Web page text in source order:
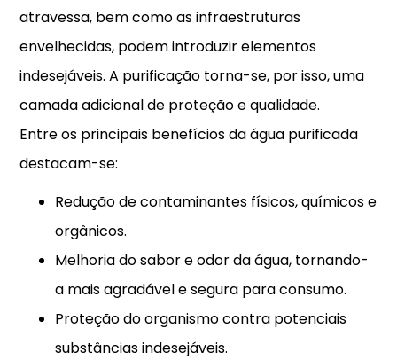
atravessa, bem como as infraestruturas
envelhecidas, podem introduzir elementos
indesejáveis. A purificação torna-se, por isso, uma
camada adicional de proteção e qualidade.
Entre os principais benefícios da água purificada
destacam-se:
Redução de contaminantes físicos, químicos e
orgânicos.
Melhoria do sabor e odor da água, tornando-
a mais agradável e segura para consumo.
Proteção do organismo contra potenciais
substâncias indesejáveis.